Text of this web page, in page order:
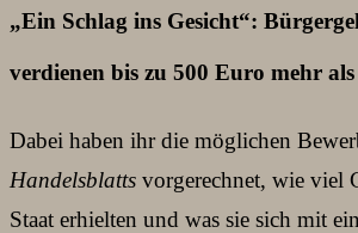
„Ein Schlag ins Gesicht“:
verdienen bis zu 500 Euro mehr als
Dabei haben ihr die möglichen
Handelsblatts vorgerechnet, wie viel
Staat erhielten und was sie sich mit